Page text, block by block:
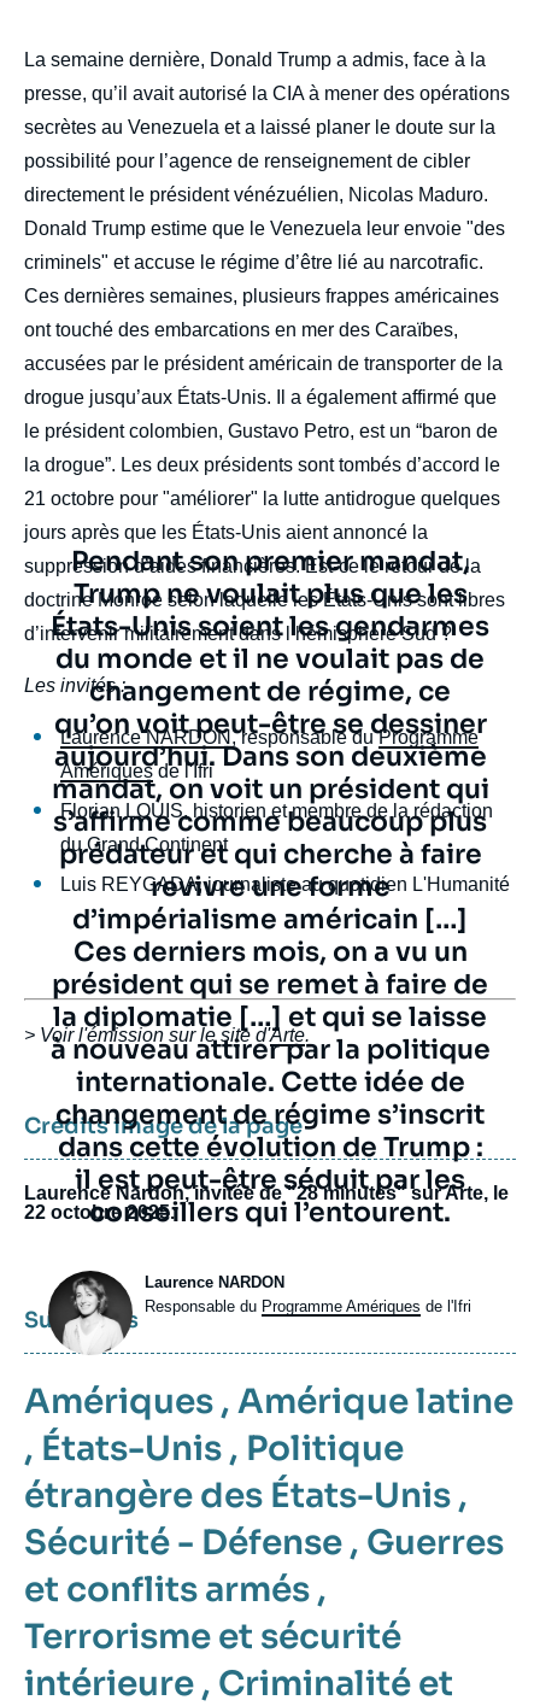
body
La semaine dernière, Donald Trump a admis, face à la
presse, qu’il avait autorisé la CIA à mener des opérations
secrètes au Venezuela et a laissé planer le doute sur la
possibilité pour l’agence de renseignement de cibler
directement le président vénézuélien, Nicolas Maduro.
Donald Trump estime que le Venezuela leur envoie "des
criminels" et accuse le régime d’être lié au narcotrafic.
Ces dernières semaines, plusieurs frappes américaines
ont touché des embarcations en mer des Caraïbes,
accusées par le président américain de transporter de la
drogue jusqu’aux États-Unis. Il a également affirmé que
le président colombien, Gustavo Petro, est un “baron de
la drogue”. Les deux présidents sont tombés d’accord le
21 octobre pour "améliorer" la lutte antidrogue quelques
jours après que les États-Unis aient annoncé la
suppression d’aides financières. Est-ce le retour de la
doctrine Monroe selon laquelle les États-Unis sont libres
d’intervenir militairement dans l’hémisphère Sud ?
Les invités :
Laurence NARDON, responsable duProgramme
Amériquesde l'Ifri
Florian LOUIS, historien et membre de la rédaction
du Grand Continent
Luis REYGADA, journaliste au quotidien L'Humanité
Texte
citation
Pendant son premier mandat,
Trump ne voulait plus que les
États-Unis soient les gendarmes
du monde et il ne voulait pas de
changement de régime, ce
qu’on voit peut-être se dessiner
aujourd’hui. Dans son deuxième
mandat, on voit un président qui
s’affirme comme beaucoup plus
prédateur et qui cherche à faire
revivre une forme
d’impérialisme américain […]
Ces derniers mois, on a vu un
président qui se remet à faire de
la diplomatie […] et qui se laisse
à nouveau attirer par la politique
internationale. Cette idée de
changement de régime s’inscrit
dans cette évolution de Trump :
il est peut-être séduit par les
conseillers qui l’entourent.
Photo
Laurence NARDON
Intitulé
poste
Responsable du Programme Amériques de l'Ifri
body
> Voir l'émission sur le site d'Arte.
Crédits image de la page
Laurence Nardon, invitée de "28 minutes" sur Arte, le
22 octobre 2025.
Sujets liés
Amériques , Amérique latine
, États-Unis , Politique
étrangère des États-Unis ,
Sécurité - Défense , Guerres
et conflits armés ,
Terrorisme et sécurité
intérieure , Criminalité et